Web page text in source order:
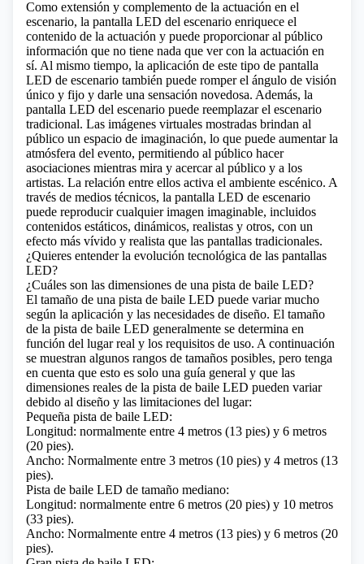
Como extensión y complemento de la actuación en el
escenario, la pantalla LED del escenario enriquece el
contenido de la actuación y puede proporcionar al público
información que no tiene nada que ver con la actuación en
sí. Al mismo tiempo, la aplicación de este tipo de pantalla
LED de escenario también puede romper el ángulo de visión
único y fijo y darle una sensación novedosa. Además, la
pantalla LED del escenario puede reemplazar el escenario
tradicional. Las imágenes virtuales mostradas brindan al
público un espacio de imaginación, lo que puede aumentar la
atmósfera del evento, permitiendo al público hacer
asociaciones mientras mira y acercar al público y a los
artistas. La relación entre ellos activa el ambiente escénico. A
través de medios técnicos, la pantalla LED de escenario
puede reproducir cualquier imagen imaginable, incluidos
contenidos estáticos, dinámicos, realistas y otros, con un
efecto más vívido y realista que las pantallas tradicionales.
¿Quieres entender la evolución tecnológica de las pantallas
LED?
¿Cuáles son las dimensiones de una pista de baile LED?
El tamaño de una pista de baile LED puede variar mucho
según la aplicación y las necesidades de diseño. El tamaño
de la pista de baile LED generalmente se determina en
función del lugar real y los requisitos de uso. A continuación
se muestran algunos rangos de tamaños posibles, pero tenga
en cuenta que esto es solo una guía general y que las
dimensiones reales de la pista de baile LED pueden variar
debido al diseño y las limitaciones del lugar:
Pequeña pista de baile LED:
Longitud: normalmente entre 4 metros (13 pies) y 6 metros
(20 pies).
Ancho: Normalmente entre 3 metros (10 pies) y 4 metros (13
pies).
Pista de baile LED de tamaño mediano:
Longitud: normalmente entre 6 metros (20 pies) y 10 metros
(33 pies).
Ancho: Normalmente entre 4 metros (13 pies) y 6 metros (20
pies).